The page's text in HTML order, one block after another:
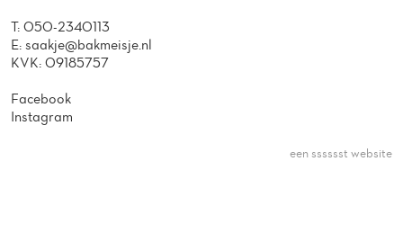
T: 050-2340113
E: saakje@bakmeisje.nl
KVK: 09185757
Facebook
Instagram
een sssssst website